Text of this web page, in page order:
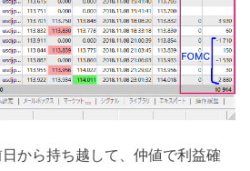
から持ち越して、仲値で利益確